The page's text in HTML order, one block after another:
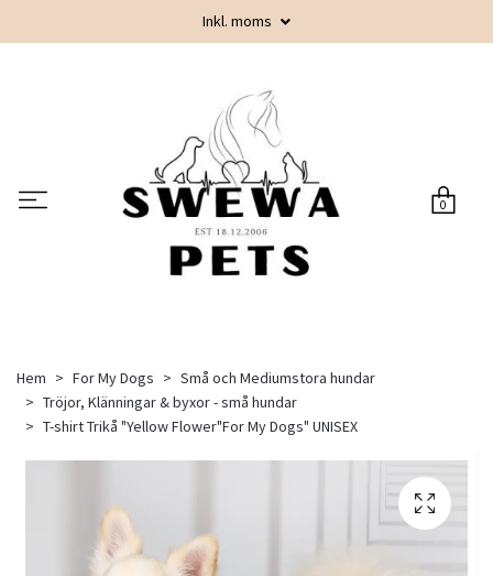
Inkl. moms
0
Hem For My Dogs
Små och Mediumstora hundar
Tröjor, Klänningar & byxor - små hundar
T-shirt Trikå "Yellow Flower"For My Dogs" UNISEX